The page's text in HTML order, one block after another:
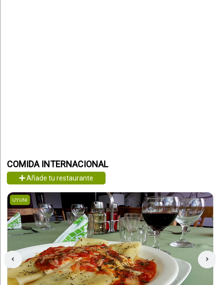
COMIDA INTERNACIONAL
Añade tu restaurante
UYUNI